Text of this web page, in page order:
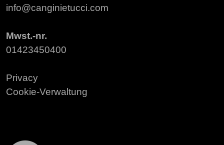
info@canginietucci.com
Mwst.-nr.
01423450400
Privacy
Cookie-Verwaltung